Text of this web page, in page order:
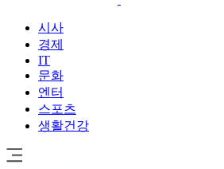
시사
경제
IT
문화
엔터
스포츠
생활건강